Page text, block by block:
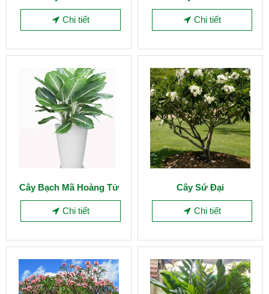
Chi tiết Chi tiết
Cây Bạch Mã Hoàng Tử
Chi tiết
Cây Sứ Đại
Chi tiết